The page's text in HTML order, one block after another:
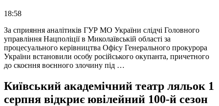
18:58
За сприяння аналітиків ГУР МО України слідчі Головного
управління Нацполіції в Миколаївській області за
процесуального керівництва Офісу Генерального прокурора
України встановили особу російського окупанта, причетного
до скоєння воєнного злочину під …
Київський академічний театр ляльок 1
серпня відкриє ювілейний 100-й сезон